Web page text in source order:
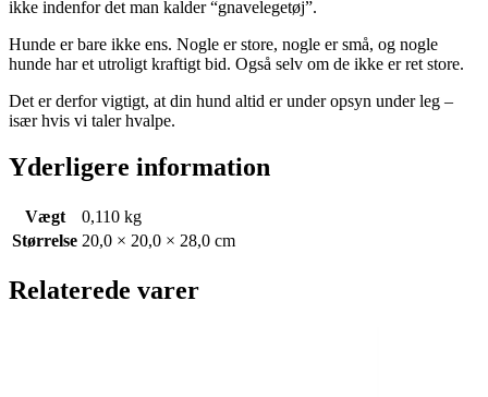
ikke indenfor det man kalder “gnavelegetøj”.
Hunde er bare ikke ens. Nogle er store, nogle er små, og nogle
hunde har et utroligt kraftigt bid. Også selv om de ikke er ret store.
Det er derfor vigtigt, at din hund altid er under opsyn under leg –
især hvis vi taler hvalpe.
Yderligere information
Vægt
0,110 kg
Størrelse 20,0 × 20,0 × 28,0 cm
Relaterede varer